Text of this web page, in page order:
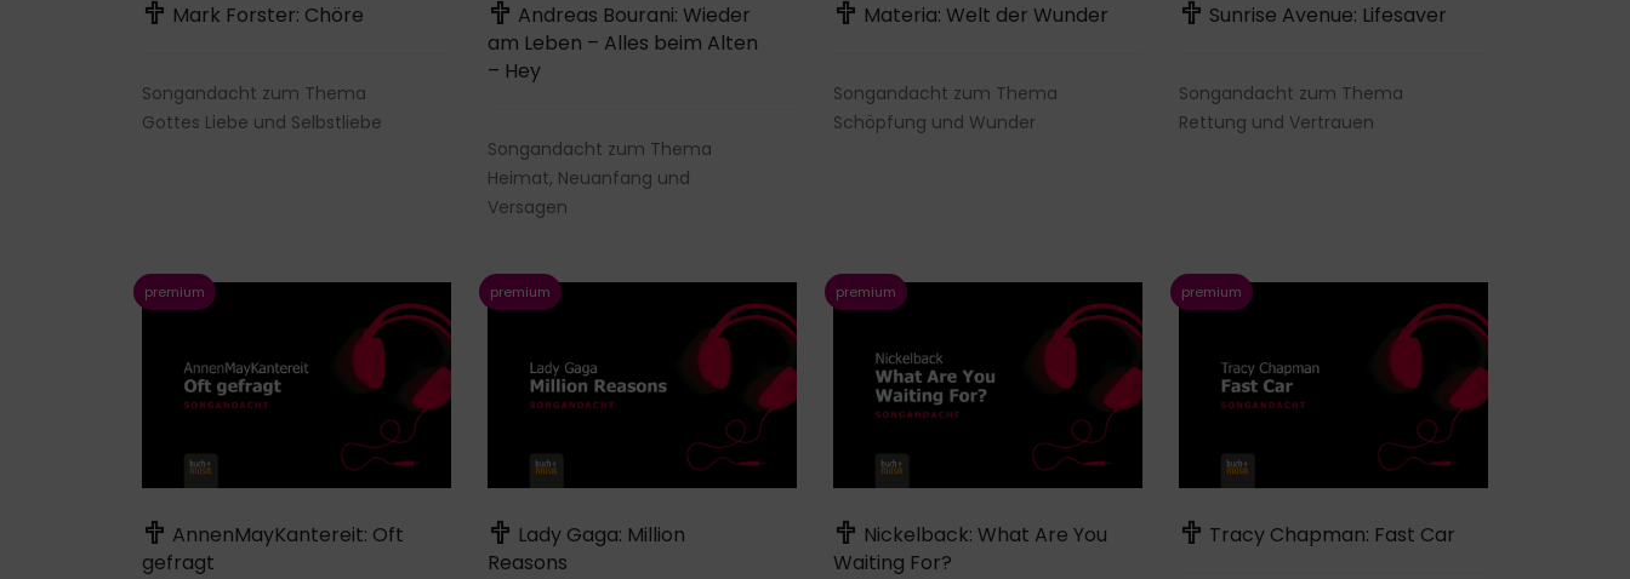
Mark Forster: Chöre
Songandacht zum Thema
Gottes Liebe und Selbstliebe
Andreas Bourani: Wieder
am Leben – Alles beim Alten
– Hey
Songandacht zum Thema
Heimat, Neuanfang und
Versagen
Materia: Welt der Wunder
Songandacht zum Thema
Schöpfung und Wunder
Sunrise Avenue: Lifesaver
Songandacht zum Thema
Rettung und Vertrauen
AnnenMayKantereit: Oft
gefragt
Lady Gaga: Million
Reasons
Nickelback: What Are You
Waiting For?
Tracy Chapman: Fast Car